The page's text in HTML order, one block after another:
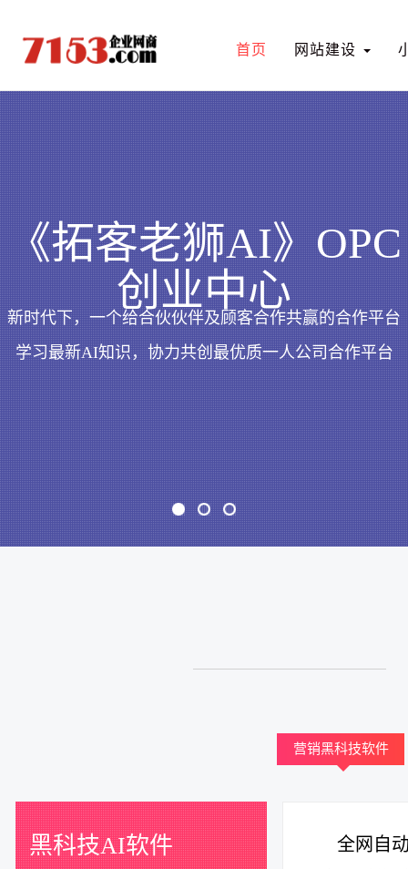
首页 网站建设
《拓客老狮AI》OPC
创业中心
新时代下，一个给合伙伙伴及顾客合作共赢的合作平台
学习最新AI知识，协力共创最优质一人公司合作平台
有项目，有想法，想
定制自己的商业模式
系统
Have idea,I need to customize a shop system!
马上定制
营销黑科技软件
黑科技AI软件 全网自